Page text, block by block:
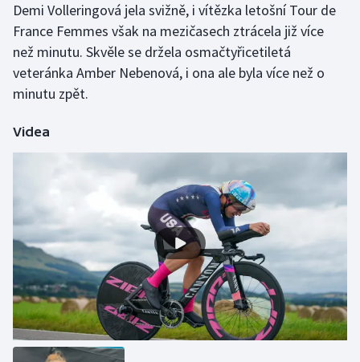
Parasport
Plavání
Plážový volejbal
Ragby
Rychlostní kanoistika
Short track
Sportovní střelba
Stolní tenis
Demi Volleringová jela svižně, i vítězka letošní Tour de
France Femmes však na mezičasech ztrácela již více
než minutu. Skvěle se držela osmačtyřicetiletá
veteránka Amber Nebenová, i ona ale byla více než o
minutu zpět.
Videa